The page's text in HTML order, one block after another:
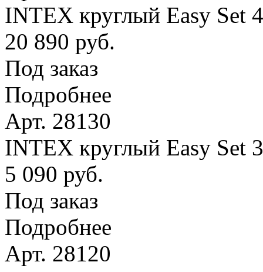
INTEX круглый Easy Set
20 890 руб.
Под заказ
Подробнее
Арт. 28130
INTEX круглый Easy Set
5 090 руб.
Под заказ
Подробнее
Арт. 28120